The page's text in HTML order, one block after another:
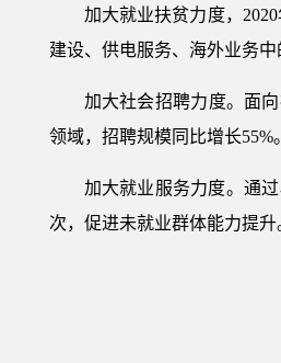
加大就业扶贫力度，
建设、供电服务、海外业务中
加大社会招聘力度。面
领域，招聘规模同比增长55%
加大就业服务力度。通
次，促进未就业群体能力提升